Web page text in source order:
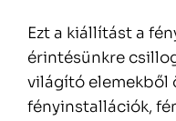
Ezt a kiállítást a
érintésünkre
világító elemekből
fényinstallációk,